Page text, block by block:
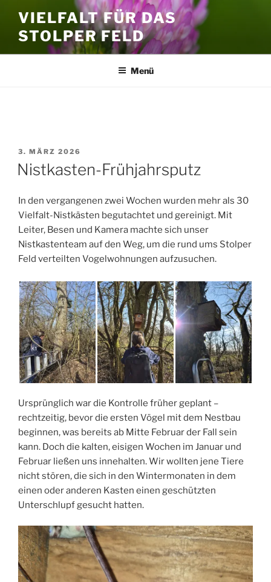
Inhalt
springen
VIELFALT FÜR DAS
STOLPER FELD
Menü
VERÖFFENTLICHT
AM
3. MÄRZ 2026
Nistkasten-Frühjahrsputz
In den vergangenen zwei Wochen wurden mehr als 30
Vielfalt-Nistkästen begutachtet und gereinigt. Mit
Leiter, Besen und Kamera machte sich unser
Nistkastenteam auf den Weg, um die rund ums Stolper
Feld verteilten Vogelwohnungen aufzusuchen.
Ursprünglich war die Kontrolle früher geplant –
rechtzeitig, bevor die ersten Vögel mit dem Nestbau
beginnen, was bereits ab Mitte Februar der Fall sein
kann. Doch die kalten, eisigen Wochen im Januar und
Februar ließen uns innehalten. Wir wollten jene Tiere
nicht stören, die sich in den Wintermonaten in dem
einen oder anderen Kasten einen geschützten
Unterschlupf gesucht hatten.